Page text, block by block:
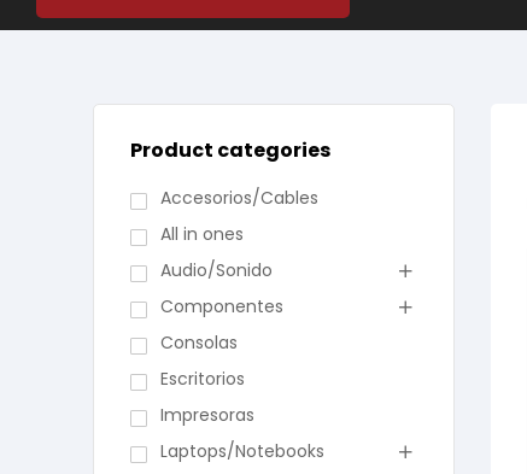
Product categories
Accesorios/Cables
All in ones
Audio/Sonido
Componentes
Consolas
Escritorios
Impresoras
Laptops/Notebooks